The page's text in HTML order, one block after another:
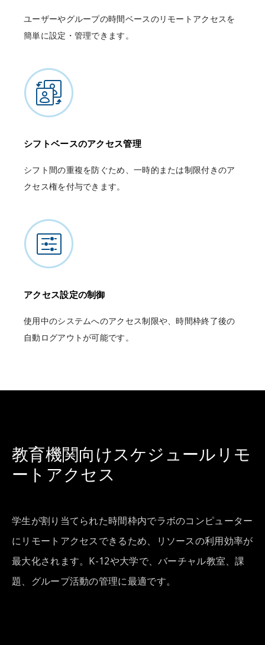
ユーザーやグループの時間ベースのリモートアクセスを
簡単に設定・管理できます。
シフトベースのアクセス管理
シフト間の重複を防ぐため、一時的または制限付きのア
クセス権を付与できます。
アクセス設定の制御
使用中のシステムへのアクセス制限や、時間枠終了後の
自動ログアウトが可能です。
教育機関向けスケジュールリモ
ートアクセス
学生が割り当てられた時間枠内でラボのコンピューター
にリモートアクセスできるため、リソースの利用効率が
最大化されます。K-12や大学で、バーチャル教室、課
題、グループ活動の管理に最適です。